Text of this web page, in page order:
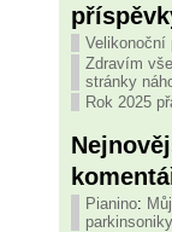
Velikonoční
Zdravím
stránky
Rok 2025
Pianino:
parkinsoniky